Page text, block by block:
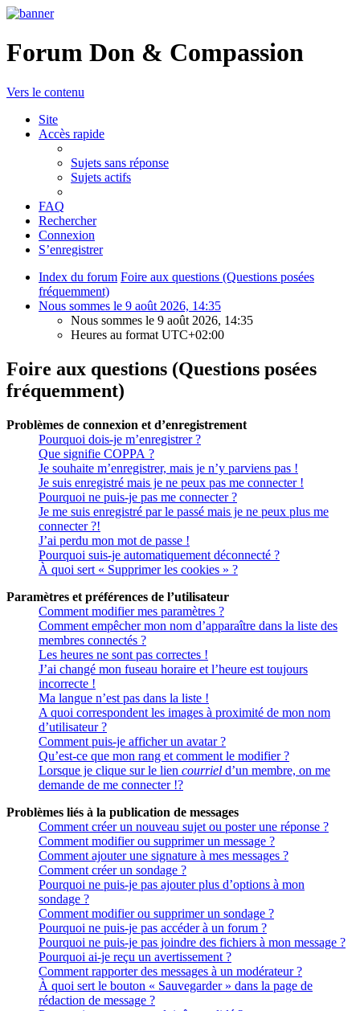
Forum Don & Compassion
Vers le contenu
Site
Accès rapide
Sujets sans réponse
Sujets actifs
FAQ
Rechercher
Connexion
S’enregistrer
Index du forum Foire aux questions (Questions posées
fréquemment)
Nous sommes le 9 août 2026, 14:35
Nous sommes le 9 août 2026, 14:35
Heures au format UTC+02:00
Foire aux questions (Questions posées
fréquemment)
Problèmes de connexion et d’enregistrement
Pourquoi dois-je m’enregistrer ?
Que signifie COPPA ?
Je souhaite m’enregistrer, mais je n’y parviens pas !
Je suis enregistré mais je ne peux pas me connecter !
Pourquoi ne puis-je pas me connecter ?
Je me suis enregistré par le passé mais je ne peux plus me
connecter ?!
J’ai perdu mon mot de passe !
Pourquoi suis-je automatiquement déconnecté ?
À quoi sert « Supprimer les cookies » ?
Paramètres et préférences de l’utilisateur
Comment modifier mes paramètres ?
Comment empêcher mon nom d’apparaître dans la liste des
membres connectés ?
Les heures ne sont pas correctes !
J’ai changé mon fuseau horaire et l’heure est toujours
incorrecte !
Ma langue n’est pas dans la liste !
A quoi correspondent les images à proximité de mon nom
d’utilisateur ?
Comment puis-je afficher un avatar ?
Qu’est-ce que mon rang et comment le modifier ?
Lorsque je clique sur le lien courriel d’un membre, on me
demande de me connecter !?
Problèmes liés à la publication de messages
Comment créer un nouveau sujet ou poster une réponse ?
Comment modifier ou supprimer un message ?
Comment ajouter une signature à mes messages ?
Comment créer un sondage ?
Pourquoi ne puis-je pas ajouter plus d’options à mon
sondage ?
Comment modifier ou supprimer un sondage ?
Pourquoi ne puis-je pas accéder à un forum ?
Pourquoi ne puis-je pas joindre des fichiers à mon message ?
Pourquoi ai-je reçu un avertissement ?
Comment rapporter des messages à un modérateur ?
À quoi sert le bouton « Sauvegarder » dans la page de
rédaction de message ?